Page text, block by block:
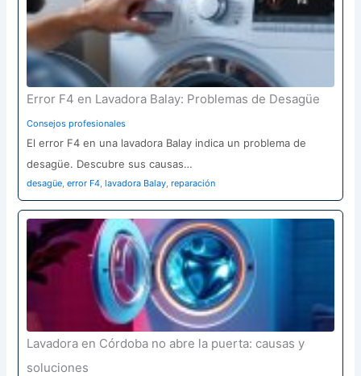
Error F4 en Lavadora Balay: Problemas de Desagüe
Consejos profesionales
El error F4 en una lavadora Balay indica un problema de
desagüe. Descubre sus causas…
desagüe,error F4,lavadora Balay,reparación
Lavadora en Córdoba no abre la puerta: causas y
soluciones